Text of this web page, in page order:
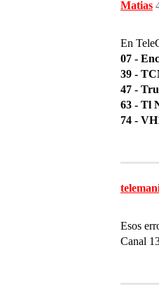
Matias
En
07 -
39 -
47 -
63 - Tl
74 -
Esos
Canal